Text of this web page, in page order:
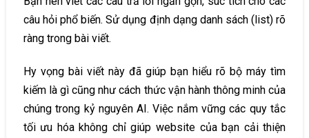
câu hỏi phổ biến. Sử dụng định dạng danh sách (list) rõ
ràng trong bài viết.
Hy vọng bài viết này đã giúp bạn hiểu rõ bộ máy tìm
kiếm là gì cũng như cách thức vận hành thông minh của
chúng trong kỷ nguyên AI. Việc nắm vững các quy tắc
tối ưu hóa không chỉ giúp website của bạn cải thiện